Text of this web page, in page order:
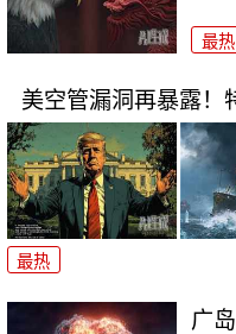
最热
美空管漏洞再暴露！
最热
广